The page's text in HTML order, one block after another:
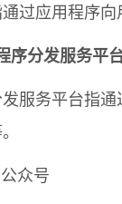
过应用程序
序分发服务平
服务平台指
众号